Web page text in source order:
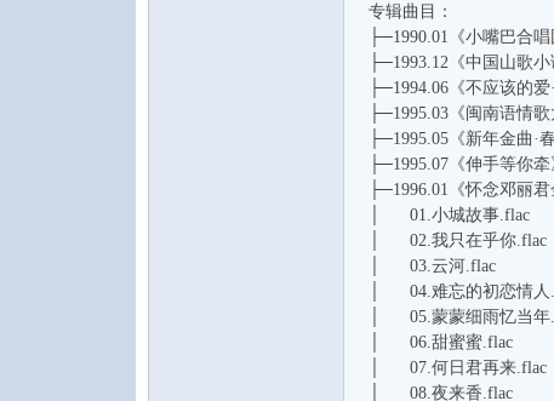
专辑曲目：
├─1990.01《小嘴巴合唱
├─1993.12《中国山歌
├─1994.06《不应该的爱·
├─1995.03《闽南语情歌
├─1995.05《新年金曲·
├─1995.07《伸手等你牵
├─1996.01《怀念邓丽君
│ 01.小城故事.flac
│ 02.我只在乎你.flac
│ 03.云河.flac
│ 04.难忘的初恋情人
│ 05.蒙蒙细雨忆当年
│ 06.甜蜜蜜.flac
│ 07.何日君再来.flac
│ 08.夜来香.flac